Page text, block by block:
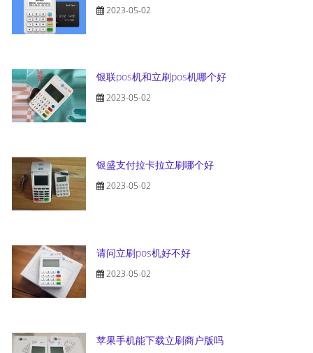
2023-05-02
银联pos机和立刷pos机哪个好
2023-05-02
银盛支付拉卡拉立刷哪个好
2023-05-02
请问立刷pos机好不好
2023-05-02
苹果手机能下载立刷商户版吗